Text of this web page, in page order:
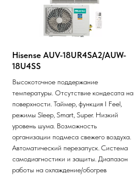
Hisense AUV-18UR4SA2/AUW-
18U4SS
Высокоточное поддержание
температуры. Отсутствие кондесата на
поверхности. Таймер, функция I Feel,
режимы Sleep, Smart, Super. Низкий
уровень шума. Возможность
организации подмеса свежего воздуха.
Автоматический перезапуск. Система
самодиагностики и защиты. Диапазон
работы на охлаждение/обогрев